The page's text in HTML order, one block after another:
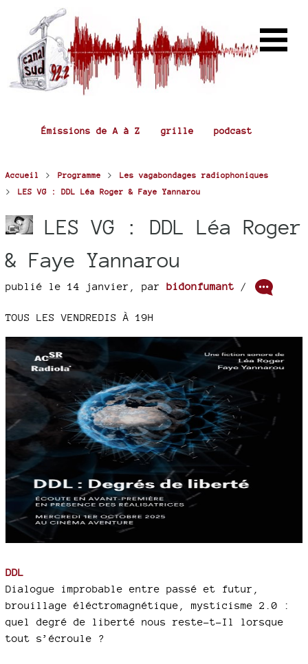
Émissions de A à Z grille podcast
Accueil > Programme > Les vagabondages radiophoniques
> LES VG : DDL Léa Roger & Faye Yannarou
LES VG : DDL Léa Roger
& Faye Yannarou
publié le 14 janvier par bidonfumant /
TOUS LES VENDREDIS À 19H
DDL
Dialogue improbable entre passé et futur,
brouillage éléctromagnétique, mysticisme 2.0 :
quel degré de liberté nous reste-t-Il lorsque
tout s’écroule ?